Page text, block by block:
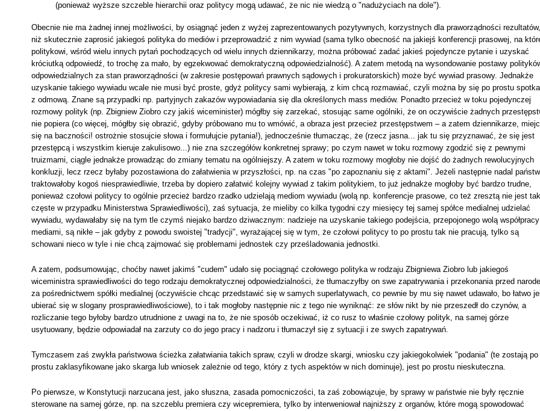
(ponieważ wyższe szczeble hierarchii oraz politycy mogą udawać, że nic nie wiedzą o "nadużyciach na dole").
Obecnie nie ma żadnej innej możliwości, by osiągnąć jeden z wyżej zaprezentowanych pozytywnych, korzystnych dla praworządności rezultatów,
niż skutecznie zaprosić jakiegoś polityka do mediów i przeprowadzić z nim wywiad (sama tylko obecność na jakiejś konferencji prasowej, na
politykowi, wśród wielu innych pytań pochodzących od wielu innych dziennikarzy, można próbować zadać jakieś pojedyncze pytanie i uzyskać
króciutką odpowiedź, to trochę za mało, by egzekwować demokratyczną odpowiedzialność). A zatem metodą na wysondowanie postawy
odpowiedzialnych za stan praworządności (w zakresie postępowań prawnych sądowych i prokuratorskich) może być wywiad prasowy. Jednakże
uzyskanie takiego wywiadu wcale nie musi być proste, gdyż politycy sami wybierają, z kim chcą rozmawiać, czyli można by się po prostu
z odmową. Znane są przypadki np. partyjnych zakazów wypowiadania się dla określonych mass mediów. Ponadto przecież w toku pojedynczej
rozmowy polityk (np. Zbigniew Ziobro czy jakiś wiceminister) mógłby się zarzekać, stosując same ogólniki, że on oczywiście żadnych
nie popiera (co więcej, mógłby się obrazić, gdyby próbowano mu to wmówić, a obraza jest przecież przestępstwem – a zatem dziennikarze,
się na baczności! ostrożnie stosujcie słowa i formułujcie pytania!), jednocześnie tłumacząc, że (rzecz jasna... jak tu się przyznawać, że się jest
przestępcą i wszystkim kieruje zakulisowo...) nie zna szczegółów konkretnej sprawy; po czym nawet w toku rozmowy zgodzić się z pewnymi
truizmami, ciągle jednakże prowadząc do zmiany tematu na ogólniejszy. A zatem w toku rozmowy mogłoby nie dojść do żadnych rewolucyjnych
konkluzji, lecz rzecz byłaby pozostawiona do załatwienia w przyszłości, np. na czas "po zapoznaniu się z aktami". Jeżeli następnie nadal
traktowałoby kogoś niesprawiedliwie, trzeba by dopiero załatwić kolejny wywiad z takim politykiem, to już jednakże mogłoby być bardzo trudne,
ponieważ czołowi politycy to ogólnie przecież bardzo rzadko udzielają mediom wywiadu (wolą np. konferencje prasowe, co też zresztą nie jest
częste w przypadku Ministerstwa Sprawiedliwości), zaś sytuacja, że mieliby co kilka tygodni czy miesięcy tej samej spółce medialnej udzielać
wywiadu, wydawałaby się na tym tle czymś niejako bardzo dziwacznym: nadzieje na uzyskanie takiego podejścia, przepojonego wolą
mediami, są nikłe – jak gdyby z powodu swoistej "tradycji", wyrażającej się w tym, że czołowi politycy to po prostu tak nie pracują, tylko są
schowani nieco w tyle i nie chcą zajmować się problemami jednostek czy prześladowania jednostki.
A zatem, podsumowując, choćby nawet jakimś "cudem" udało się pociągnąć czołowego polityka w rodzaju Zbigniewa Ziobro lub jakiegoś
wiceministra sprawiedliwości do tego rodzaju demokratycznej odpowiedzialności, że tłumaczyłby on swe zapatrywania i przekonania przed
za pośrednictwem spółki medialnej (oczywiście chcąc przedstawić się w samych superlatywach, co pewnie by mu się nawet udawało, bo łatwo
ubierać się w slogany prosprawiedliwościowe), to i tak mogłoby następnie nic z tego nie wyniknąć: ze słów nikt by nie przeszedł do czynów, a
rozliczanie tego byłoby bardzo utrudnione z uwagi na to, że nie sposób oczekiwać, iż co rusz to właśnie czołowy polityk, na samej górze
usytuowany, będzie odpowiadał na zarzuty co do jego pracy i nadzoru i tłumaczył się z sytuacji i ze swych zapatrywań.
Tymczasem zaś zwykła państwowa ścieżka załatwiania takich spraw, czyli w drodze skargi, wniosku czy jakiegokolwiek "podania" (te zostają po
prostu zaklasyfikowane jako skarga lub wniosek zależnie od tego, który z tych aspektów w nich dominuje), jest po prostu nieskuteczna.
Po pierwsze, w Konstytucji narzucana jest, jako słuszna, zasada pomocniczości, ta zaś zobowiązuje, by sprawy w państwie nie były ręcznie
sterowane na samej górze, np. na szczeblu premiera czy wicepremiera, tylko by interweniował najniższy z organów, które mogą spowodować